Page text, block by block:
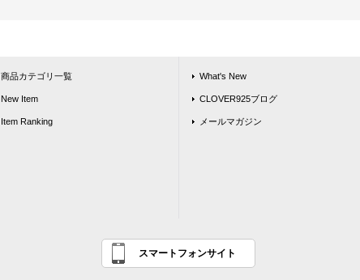
商品カテゴリ一覧
New Item
Item Ranking
What's New
CLOVER925ブログ
メールマガジン
スマートフォンサイト